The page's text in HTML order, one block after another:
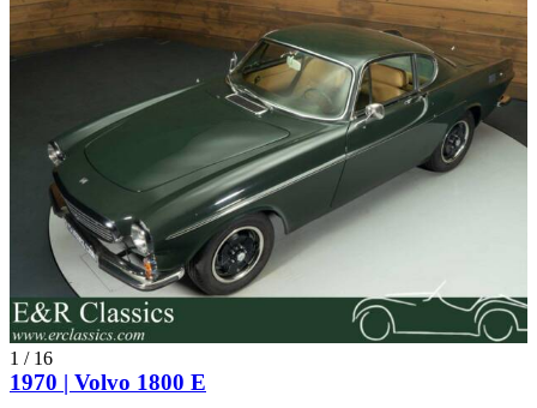
1 / 16
1970 | Volvo 1800 E